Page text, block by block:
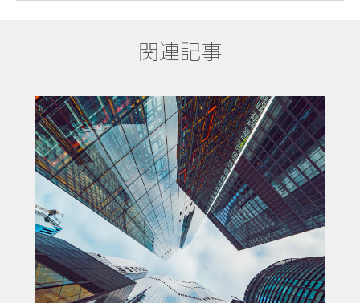
関連記事